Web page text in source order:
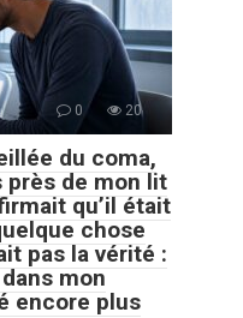
0 20
du coma,
près de mon lit
qu’il était
chose
pas la vérité :
mon
encore plus